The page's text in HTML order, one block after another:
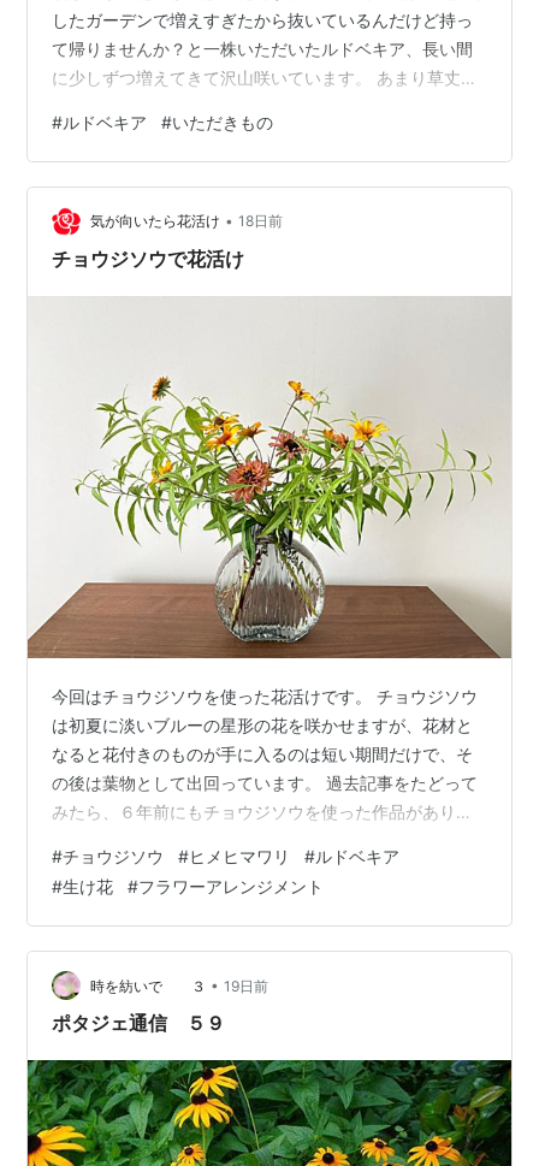
したガーデンで増えすぎたから抜いているんだけど持っ
て帰りませんか？と一株いただいたルドベキア、長い間
に少しずつ増えてきて沢山咲いています。 あまり草丈が
いいところ。 硬く閉じていた蕾がゆっくりほどけていく
のがすごく可愛いのです。 ただ咲き終わったジャーマン
アイリスの花茎を切ってなかったりして雑然としている
のががっかりですね。
#ルドベキア #いただきもの
気が向いたら花活け • 18日前
チョウジソウで花活け
今回はチョウジソウを使った花活けです。 チョウジソウ
は初夏に淡いブルーの星形の花を咲かせますが、花材と
なると花付きのものが手に入るのは短い期間だけで、そ
の後は葉物として出回っています。 過去記事をたどって
みたら、６年前にもチョウジソウを使った作品がありま
を合わせました。 両方とも、見るからに「キク科」と分
かる花です。 黄色の花がヒメヒマワリ、アンティークな
茶系の花がルドベキアです。 前回は梅雨のどんより感解
消のためにアジサイとナツハゼを花材に選びましたが、
今回のチョウジソウも清涼感があり、さらに器をガラス
にしたので、より涼しさを演出できたので…
#チョウジソウ #ヒメヒマワリ #ルドベキア
#生け花 #フラワーアレンジメント
時を紡いで ３ • 19日前
ポタジェ通信 ５９